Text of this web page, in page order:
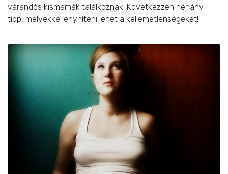
várandós kismamák találkoznak. Következzen néhány
tipp, melyekkel enyhíteni lehet a kellemetlenségeket!